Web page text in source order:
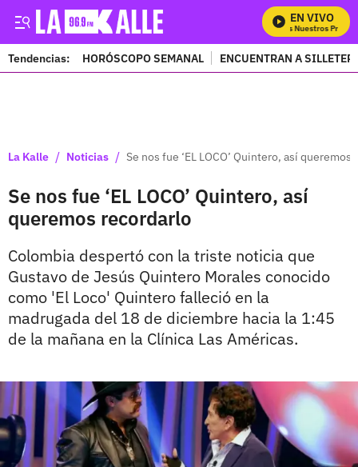
EN VIVO
Mira Todos Nuestros
Tendencias: HORÓSCOPO SEMANAL ENCUENTRAN A
La Kalle / Noticias / Se nos fue ‘EL LOCO’ Quintero, así queremos
Se nos fue ‘EL LOCO’ Quintero, así
queremos recordarlo
Colombia despertó con la triste noticia que
Gustavo de Jesús Quintero Morales conocido
como 'El Loco' Quintero falleció en la
madrugada del 18 de diciembre hacia la 1:45
de la mañana en la Clínica Las Américas.